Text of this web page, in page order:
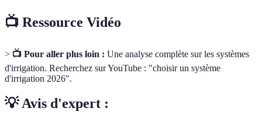
📺 Ressource Vidéo
> 📺 Pour aller plus loin : Une analyse complète sur les systèmes
d'irrigation. Recherchez sur YouTube : "choisir un système
d'irrigation 2026".
💡 Avis d'expert :